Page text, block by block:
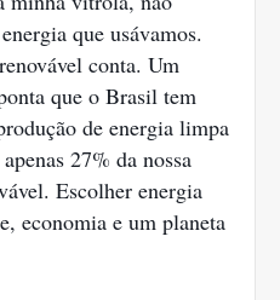
que usávamos.
conta. Um
que o Brasil tem
de energia limpa
27% da nossa
Escolher energia
economia e um planeta